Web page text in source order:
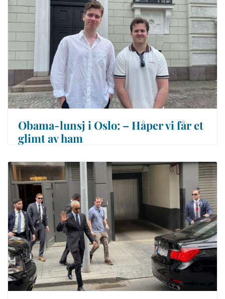
Obama-lunsj i Oslo: – Håper vi får et
glimt av ham